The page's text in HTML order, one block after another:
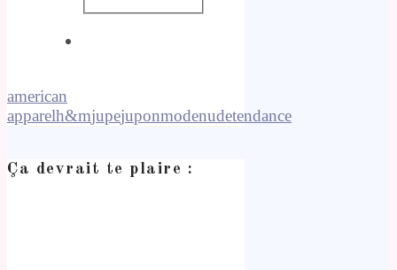
american
apparelh&mjupejuponmodenudetendance
Ça devrait te plaire :